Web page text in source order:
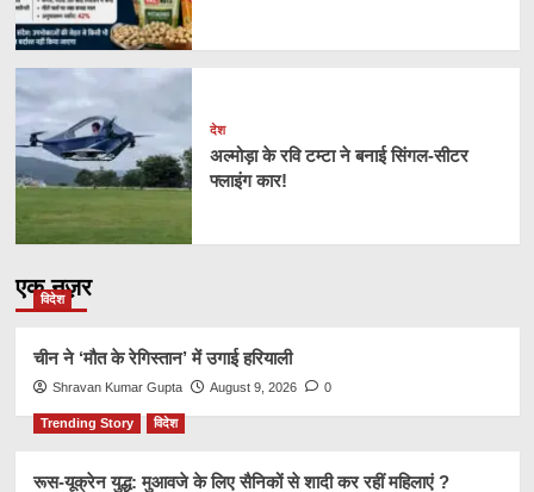
देश
अल्मोड़ा के रवि टम्टा ने बनाई सिंगल-सीटर
फ्लाइंग कार!
एक नज़र
विदेश
चीन ने ‘मौत के रेगिस्तान’ में उगाई हरियाली
Shravan Kumar Gupta August 9, 2026 0
Trending Story विदेश
रूस-यूक्रेन युद्ध: मुआवजे के लिए सैनिकों से शादी कर रहीं महिलाएं ?